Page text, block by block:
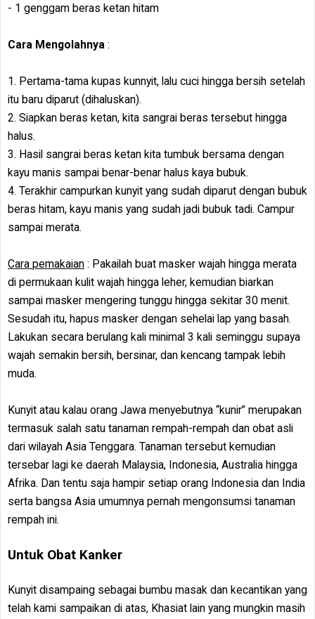
- 1 genggam beras ketan hitam
Cara Mengolahnya :
1. Pertama-tama kupas kunnyit, lalu cuci hingga bersih setelah
itu baru diparut (dihaluskan).
2. Siapkan beras ketan, kita sangrai beras tersebut hingga
halus.
3. Hasil sangrai beras ketan kita tumbuk bersama dengan
kayu manis sampai benar-benar halus kaya bubuk.
4. Terakhir campurkan kunyit yang sudah diparut dengan bubuk
beras hitam, kayu manis yang sudah jadi bubuk tadi. Campur
sampai merata.
Cara pemakaian : Pakailah buat masker wajah hingga merata
di permukaan kulit wajah hingga leher, kemudian biarkan
sampai masker mengering tunggu hingga sekitar 30 menit.
Sesudah itu, hapus masker dengan sehelai lap yang basah.
Lakukan secara berulang kali minimal 3 kali seminggu supaya
wajah semakin bersih, bersinar, dan kencang tampak lebih
muda.
Kunyit atau kalau orang Jawa menyebutnya “kunir” merupakan
termasuk salah satu tanaman rempah-rempah dan obat asli
dari wilayah Asia Tenggara. Tanaman tersebut kemudian
tersebar lagi ke daerah Malaysia, Indonesia, Australia hingga
Afrika. Dan tentu saja hampir setiap orang Indonesia dan India
serta bangsa Asia umumnya pernah mengonsumsi tanaman
rempah ini.
Untuk Obat Kanker
Kunyit disampaing sebagai bumbu masak dan kecantikan yang
telah kami sampaikan di atas, Khasiat lain yang mungkin masih